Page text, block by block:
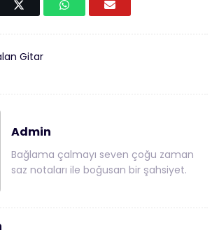
Gitar
Admin
Bağlama çalmayı seven çoğu zaman
saz notaları ile boğusan bir şahsiyet.